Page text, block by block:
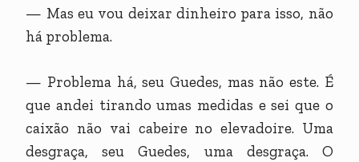
— Mas eu vou deixar dinheiro para isso, não
há problema.
— Problema há, seu Guedes, mas não este. É
que andei tirando umas medidas e sei que o
caixão não vai cabeire no elevadoire. Uma
desgraça, seu Guedes, uma desgraça. O